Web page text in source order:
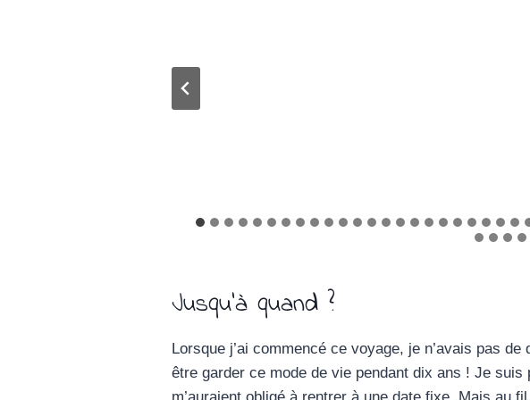
Jusqu’à quand ?
Lorsque j’ai commencé ce voyage, je n’avais pas
être garder ce mode de vie pendant dix ans ! Je